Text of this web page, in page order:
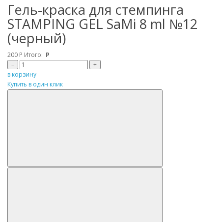
Гель-краска для стемпинга
STAMPING GEL SaMi 8 ml №12
(черный)
200 Р Итого: Р
–
+
в корзину
Купить в один клик